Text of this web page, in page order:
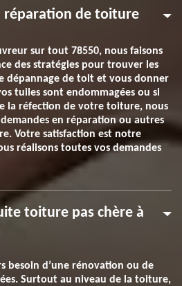
réparation de toiture
sur tout 78550, nous faisons
des stratégies pour trouver les
dépannage de toit et vous donner
tuiles sont endommagées ou si
la réfection de votre toiture, nous
en réparation ou autres
Votre satisfaction est notre
réalisons toutes vos demandes
toiture pas chère à
besoin d’une rénovation ou de
Surtout au niveau de la toiture,